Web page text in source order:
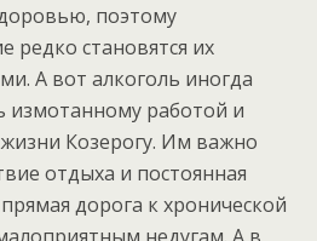
поэтому
редко становятся их
А вот алкоголь иногда
работой и
Козерогу. Им важно
отдыха и постоянная
дорога к хронической